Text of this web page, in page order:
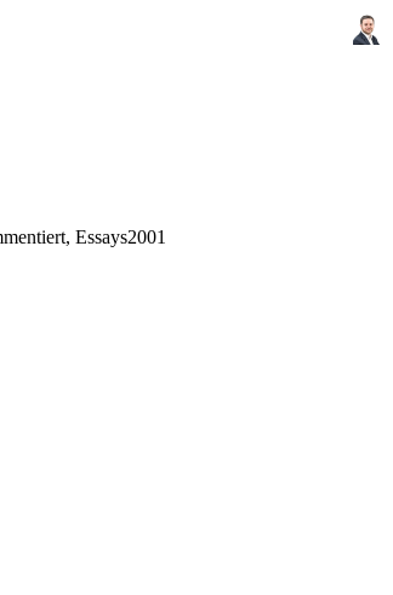
Essays2001